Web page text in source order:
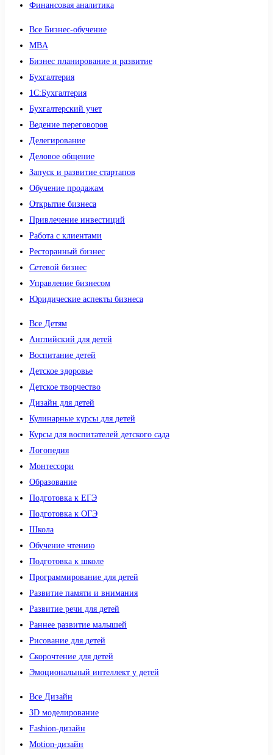
Финансовая аналитика
Все Бизнес-обучение
MBA
Бизнес планирование и развитие
Бухгалтерия
1C:Бухгалтерия
Бухгалтерский учет
Ведение переговоров
Делегирование
Деловое общение
Запуск и развитие стартапов
Обучение продажам
Открытие бизнеса
Привлечение инвестиций
Работа с клиентами
Ресторанный бизнес
Сетевой бизнес
Управление бизнесом
Юридические аспекты бизнеса
Все Детям
Английский для детей
Воспитание детей
Детское здоровье
Детское творчество
Дизайн для детей
Кулинарные курсы для детей
Курсы для воспитателей детского сада
Логопедия
Монтессори
Образование
Подготовка к ЕГЭ
Подготовка к ОГЭ
Школа
Обучение чтению
Подготовка к школе
Программирование для детей
Развитие памяти и внимания
Развитие речи для детей
Раннее развитие малышей
Рисование для детей
Скорочтение для детей
Эмоциональный интеллект у детей
Все Дизайн
3D моделирование
Fashion-дизайн
Motion-дизайн